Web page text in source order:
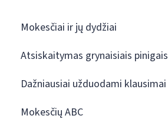
Mokesčiai ir jų dydžiai
Atsiskaitymas grynaisiais pinigais
Dažniausiai užduodami klausimai
Mokesčių ABC